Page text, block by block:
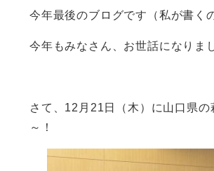
今年最後のブログです（私が書く
今年もみなさん、お世話になりま
さて、12月21日（木）に山口県
～！